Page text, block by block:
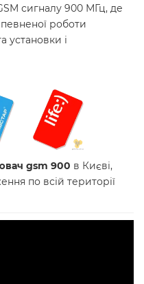
сигналу 900 МГц, де
роботи
установки і
gsm 900 в Києві,
по всій території